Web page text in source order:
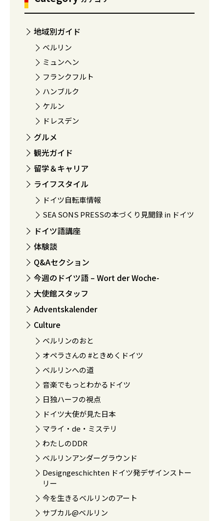
地域別ガイド
ベルリン
ミュンヘン
フランクフルト
ハンブルク
ケルン
ドレスデン
グルメ
観光ガイド
留学＆キャリア
ライフスタイル
ドイツ自転車情報
SEA SONS PRESSの本づくり見聞録 in ドイツ
ドイツ語講座
体験談
Q&Aセクション
今週のドイツ語 – Wort der Woche-
大使館スタッフ
Adventskalender
Culture
ベルリンのおと
オペラさんの #ときめくドイツ
ベルリンへの道
音楽でもっとわかるドイツ
日独ハーフの視点
ドイツ大使が見た日本
マライ・de・ミステリ
わたしのDDR
ベルリンアンダーグラウンド
Designgeschichten ドイツ発デザインストー
リー
今を生きるベルリンのアート
サブカル@ベルリン